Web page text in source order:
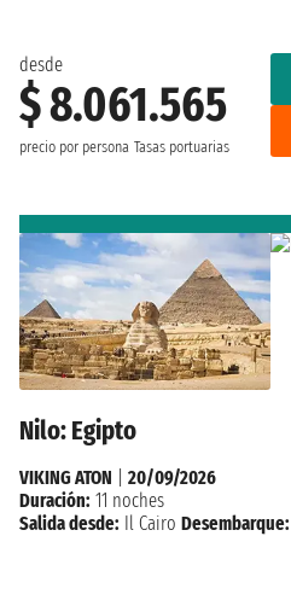
desde
$ 8.061.565
precio por persona Tasas portuarias
Nilo: Egipto
VIKING ATON
20/09/2026
Duración: 11 noches
Salida desde: Il Cairo Desembarque: